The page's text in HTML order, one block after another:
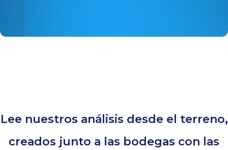
Lee nuestros análisis desde el terreno,
creados junto a las bodegas con las